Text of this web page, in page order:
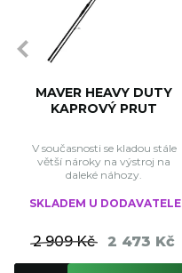
MAVER HEAVY DUTY
KAPROVÝ PRUT
V současnosti se kladou stále
větší nároky na výstroj na
daleké náhozy.
SKLADEM U DODAVATELE
2 909 Kč 2 473 Kč